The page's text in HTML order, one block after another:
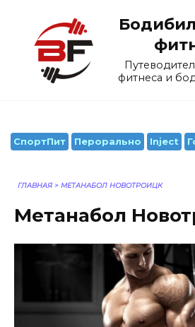
содержанию
фитнеса и
СпортПит Перорально Inject
ГЛАВНАЯ > МЕТАНАБОЛ НОВОТРОИЦК
Метанабол